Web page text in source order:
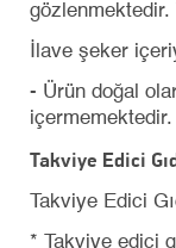
gözlenmektedir.
İlave şeker
- Ürün doğal
içermemektedir.
Takviye Edici
Takviye Edici
* Takviye edici